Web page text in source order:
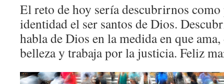
El reto de hoy sería descubrirnos como
identidad el ser santos de Dios.
habla de Dios en la medida en que
belleza y trabaja por la justicia. Feliz